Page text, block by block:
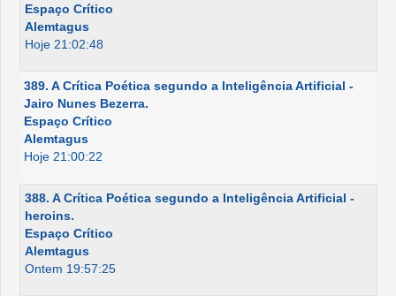
Espaço Crítico
Alemtagus
Hoje 21:02:48
389. A Crítica Poética segundo a Inteligência Artificial -
Jairo Nunes Bezerra.
Espaço Crítico
Alemtagus
Hoje 21:00:22
388. A Crítica Poética segundo a Inteligência Artificial -
heroins.
Espaço Crítico
Alemtagus
Ontem 19:57:25